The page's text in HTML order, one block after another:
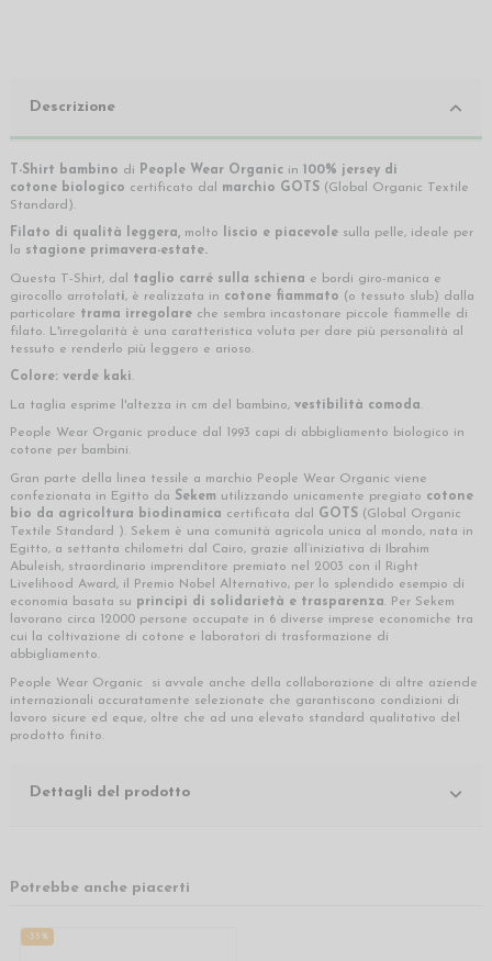
Descrizione
T-Shirt bambino di People Wear Organic in 100% jersey di
cotone biologico certificato dal marchio GOTS (Global Organic Textile
Standard).
Filato di qualità leggera, molto liscio e piacevole sulla pelle, ideale per
la stagione primavera-estate.
Questa T-Shirt, dal taglio carré sulla schiena e bordi giro-manica e
girocollo arrotolati, è realizzata in cotone fiammato (o tessuto slub) dalla
particolare trama irregolare che sembra incastonare piccole fiammelle di
filato. L'irregolarità è una caratteristica voluta per dare più personalità al
tessuto e renderlo più leggero e arioso.
Colore: verde kaki.
La taglia esprime l'altezza in cm del bambino, vestibilità comoda.
People Wear Organic produce dal 1993 capi di abbigliamento biologico in
cotone per bambini.
Gran parte della linea tessile a marchio People Wear Organic viene
confezionata in Egitto da Sekem utilizzando unicamente pregiato cotone
bio da agricoltura biodinamica certificata dal GOTS (Global Organic
Textile Standard ). Sekem è una comunità agricola unica al mondo, nata in
Egitto, a settanta chilometri dal Cairo, grazie all’iniziativa di Ibrahim
Abuleish, straordinario imprenditore premiato nel 2003 con il Right
Livelihood Award, il Premio Nobel Alternativo, per lo splendido esempio di
economia basata su principi di solidarietà e trasparenza. Per Sekem
lavorano circa 12000 persone occupate in 6 diverse imprese economiche tra
cui la coltivazione di cotone e laboratori di trasformazione di
abbigliamento.
People Wear Organic si avvale anche della collaborazione di altre aziende
internazionali accuratamente selezionate che garantiscono condizioni di
lavoro sicure ed eque, oltre che ad una elevato standard qualitativo del
prodotto finito.
Dettagli del prodotto
Potrebbe anche piacerti
-35%